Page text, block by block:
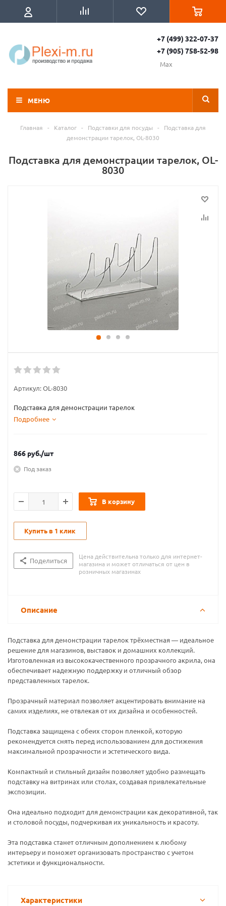
+7 (499) 322-07-37
+7 (905) 758-52-98
Max
МЕНЮ
Главная - Каталог - Подставки для посуды -
Подставка для
демонстрации тарелок, OL-8030
Подставка для демонстрации тарелок, OL-
8030
Артикул:OL-8030
Подставка для демонстрации тарелок
Подробнее
866 руб./шт
Под заказ
В корзину
Купить в 1 клик
Поделиться
Цена действительна только для интернет-
магазина и может отличаться от цен в
розничных магазинах
Описание
Подставка для демонстрации тарелок трёхместная — идеальное
решение для магазинов, выставок и домашних коллекций.
Изготовленная из высококачественного прозрачного акрила, она
обеспечивает надежную поддержку и отличный обзор
представленных тарелок.
Прозрачный материал позволяет акцентировать внимание на
самих изделиях, не отвлекая от их дизайна и особенностей.
Подставка защищена с обеих сторон пленкой, которую
рекомендуется снять перед использованием для достижения
максимальной прозрачности и эстетического вида.
Компактный и стильный дизайн позволяет удобно размещать
подставку на витринах или столах, создавая привлекательные
экспозиции.
Она идеально подходит для демонстрации как декоративной, так
и столовой посуды, подчеркивая их уникальность и красоту.
Эта подставка станет отличным дополнением к любому
интерьеру и поможет организовать пространство с учетом
эстетики и функциональности.
Характеристики